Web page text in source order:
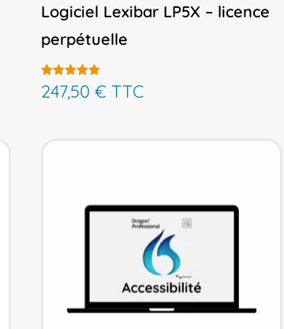
Logiciel Lexibar LP5X – licence
perpétuelle
Note
4.33
247,50 € TTC